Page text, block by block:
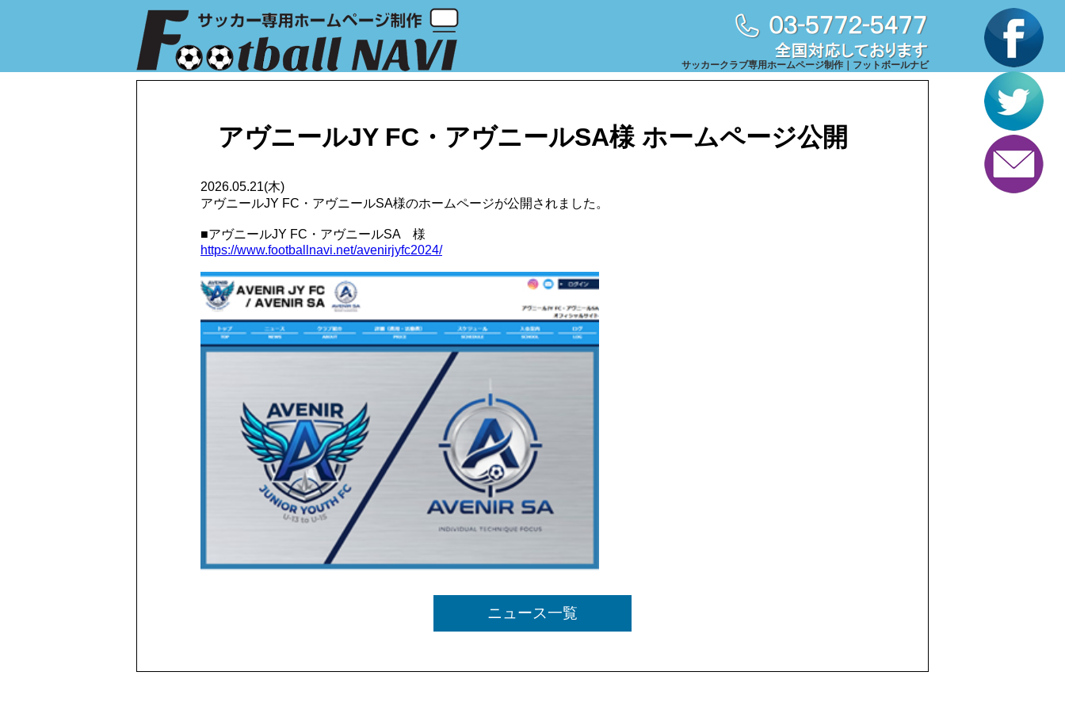
サッカークラブ専用ホームページ制作｜フットボールナビ
アヴニールJY FC・アヴニールSA様 ホームページ公開
2026.05.21(木)
アヴニールJY FC・アヴニールSA様のホームページが公開されました。
■アヴニールJY FC・アヴニールSA 様
https://www.footballnavi.net/avenirjyfc2024/
ニュース一覧